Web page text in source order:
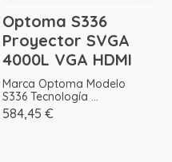
Optoma S336
Proyector SVGA
4000L VGA HDMI
Marca Optoma Modelo
S336 Tecnología ...
584,45 €